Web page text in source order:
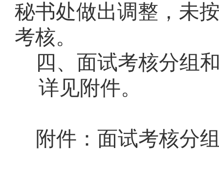
秘书处做出调整 ， 未
考核。
四、面试考核分组
详见附件。
附件： 面试考核分